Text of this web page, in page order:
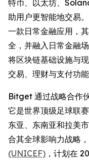
特币、以太坊、
助用户更智能地交易
一款日常金融应用，
全，并融入日常金融
将区块链基础设施与
交易、理财与支付功
Bitget 通过战略合作
它是世界顶级足球联赛
东亚、东南亚和拉美
合其全球影响力战略
(UNICEF) ，计划在